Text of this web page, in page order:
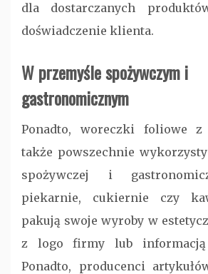
dla dostarczanych
doświadczenie klienta.
W przemyśle spożywczym i
gastronomicznym
Ponadto, woreczki foliowe
także powszechnie
spożywczej i
piekarnie, cukiernie czy
pakują swoje wyroby w
z logo firmy lub informacją
Ponadto, producenci